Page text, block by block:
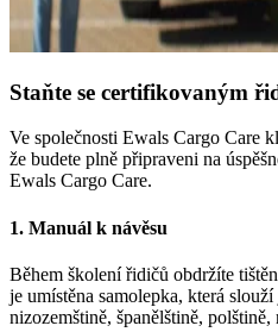
Staňte se certifikovaným
Ve společnosti Ewals Cargo Care
že budete plně připraveni na
Ewals Cargo Care.
1. Manuál k návěsu
Během školení řidičů obdržíte
je umístěna samolepka, která
nizozemštině, španělštině,